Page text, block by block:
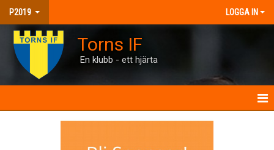
P2019 LOGGA IN
Torns IF
En klubb - ett hjärta